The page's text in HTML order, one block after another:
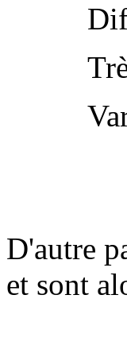
D'autre
et sont